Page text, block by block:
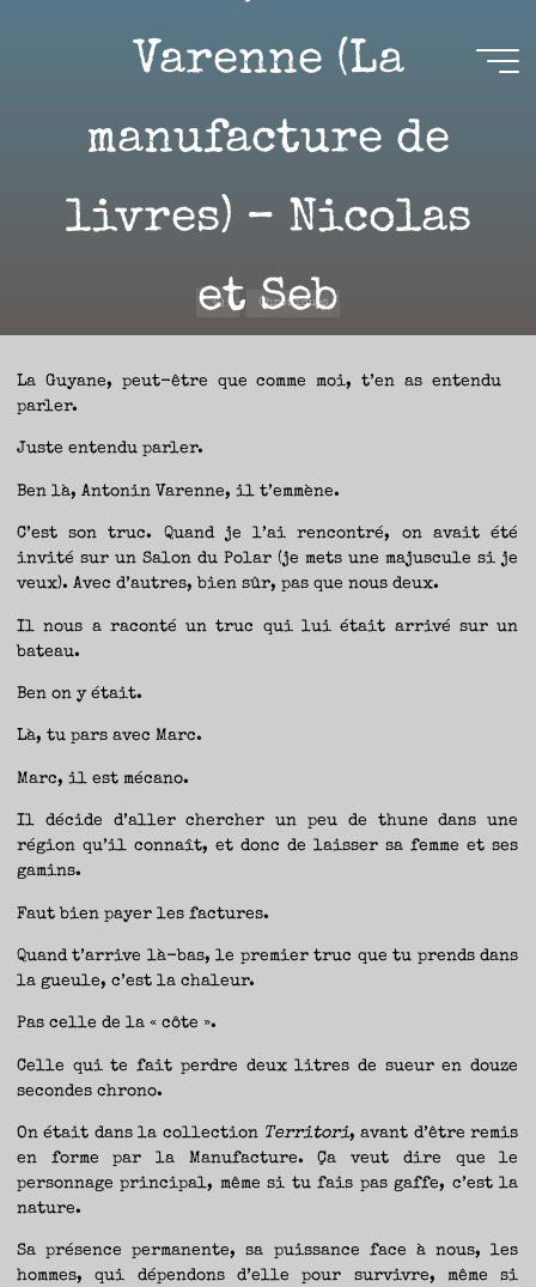
L’ENVIE
OUVERTS
SUR
L’ACTUALITÉ
LITTÉRAIRE
EN
PERMANENCE
NOUVEAUTÉS.
S’AUTORISER
DE
TRAVERSE
LES
DE
CÔTÉ,
DE
LIVRES,
DONC,
MAIS
S’INTERDIRE
D’AUTRES
SE
JETER
OU
SE
SELLE
ET
VOIR
CE
ADVIENT.
AIRE(S)
COMMENCE
Varenne (La
manufacture de
livres) – Nicolas
et Seb
Sébastien
AccueilChroniques
La Guyane, peut-être que comme moi, t’en as entendu
parler.
Juste entendu parler.
Ben là, Antonin Varenne, il t’emmène.
C’est son truc. Quand je l’ai rencontré, on avait été
invité sur un Salon du Polar (je mets une majuscule si je
veux). Avec d’autres, bien sûr, pas que nous deux.
Il nous a raconté un truc qui lui était arrivé sur un
bateau.
Ben on y était.
Là, tu pars avec Marc.
Marc, il est mécano.
Il décide d’aller chercher un peu de thune dans une
région qu’il connaît, et donc de laisser sa femme et ses
gamins.
Faut bien payer les factures.
Quand t’arrive là-bas, le premier truc que tu prends dans
la gueule, c’est la chaleur.
Pas celle de la « côte ».
Celle qui te fait perdre deux litres de sueur en douze
secondes chrono.
On était dans la collection Territori, avant d’être remis
en forme par la Manufacture. Ça veut dire que le
personnage principal, même si tu fais pas gaffe, c’est la
nature.
Sa présence permanente, sa puissance face à nous, les
hommes, qui dépendons d’elle pour survivre, même si